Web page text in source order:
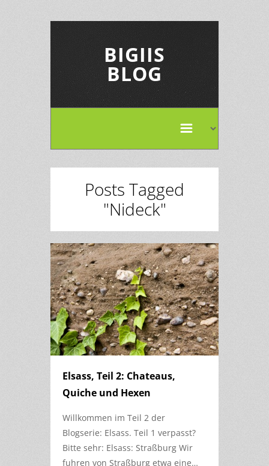
BIGIIS
BLOG
Posts Tagged
"Nideck"
Elsass, Teil 2: Chateaus,
Quiche und Hexen
Willkommen im Teil 2 der
Blogserie: Elsass. Teil 1 verpasst?
Bitte sehr: Elsass: Straßburg Wir
fuhren von Straßburg etwa eine…